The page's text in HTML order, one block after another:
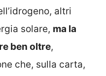
altri
solare, ma la
ben oltre,
che, sulla carta,